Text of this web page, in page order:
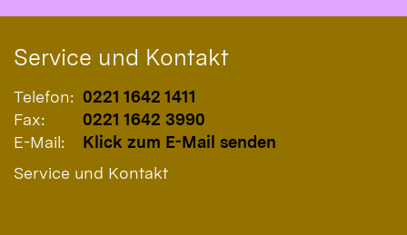
Service und Kontakt
Telefon: 0221 1642 1411
Fax:
0221 1642 3990
E-Mail:
Klick zum E-Mail senden
Service und Kontakt